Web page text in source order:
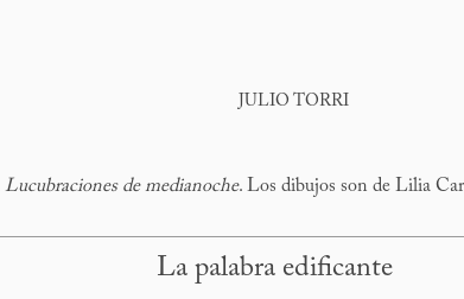
JULIO TORRI
Lucubraciones de medianoche. Los dibujos son de Lilia
La palabra edificante